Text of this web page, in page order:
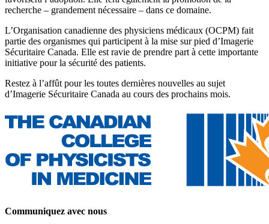
recherche – grandement nécessaire – dans ce domaine.
L’Organisation canadienne des physiciens médicaux (OCPM) fait
partie des organismes qui participent à la mise sur pied d’Imagerie
Sécuritaire Canada. Elle est ravie de prendre part à cette importante
initiative pour la sécurité des patients.
Restez à l’affût pour les toutes dernières nouvelles au sujet
d’Imagerie Sécuritaire Canada au cours des prochains mois.
Communiquez avec nous